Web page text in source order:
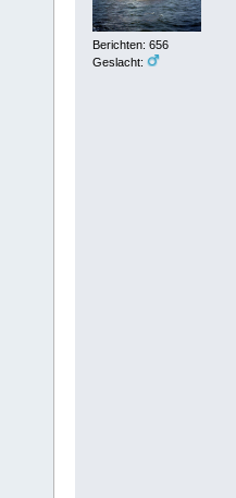
Berichten: 656
Geslacht: